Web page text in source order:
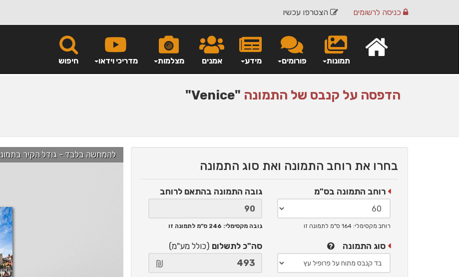
הצטרפו עכשיו כניסה לרשומים
חיפוש מדריכי וידאו מצלמות אמנים מידע פורומים תמונות
הדפסה על קנבס של התמונה "Venice"
להמחשה בלבד - גודל הקיר בתמונה הוא כ-2.5 מ' ניתן לגרור
בחרו את רוחב התמונה ואת סוג התמונה
רוחב התמונה בס"מ
רוחב מקסימלי: 164 ס"מ לתמונה זו
גובה התמונה בהתאם לרוחב
גובה מקסימלי: 246 ס"מ לתמונה זו
סוג התמונה סה"כ לתשלום (כולל מע"מ)